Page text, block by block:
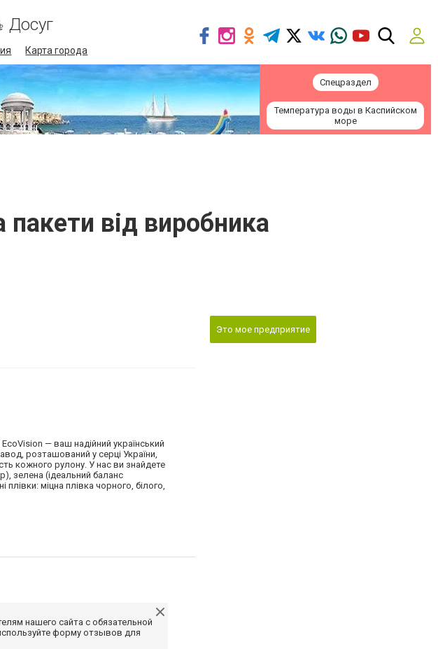
Досуг
Карта города
Спецраздел
Температура воды в Каспийском
море
від виробника
EcoVision — ваш надійний український
розташований у серці України,
кожного рулону. У нас ви знайдете
зелена (ідеальний баланс
плівки: міцна плівка чорного, білого,
Это мое предприятие
нашего сайта с обязательной
форму отзывов для